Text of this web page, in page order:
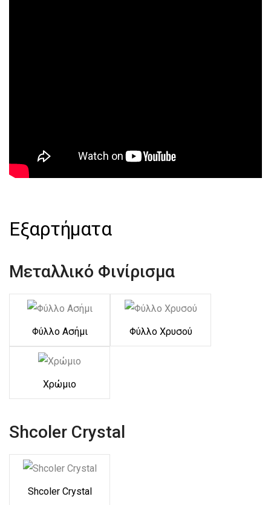
Εξαρτήματα
Μεταλλικό Φινίρισμα
Φύλλο Ασήμι Φύλλο Χρυσού
Χρώμιο
Shcoler Crystal
Shcoler Crystal